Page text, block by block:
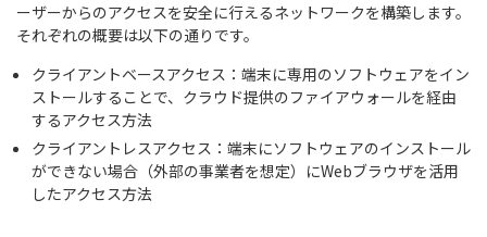
ーザーからのアクセスを安全に行えるネットワークを構築します。
それぞれの概要は以下の通りです。
クライアントベースアクセス：端末に専用のソフトウェアをイン
ストールすることで、クラウド提供のファイアウォールを経由
するアクセス方法
クライアントレスアクセス：端末にソフトウェアのインストール
ができない場合（外部の事業者を想定）にWebブラウザを活用
したアクセス方法